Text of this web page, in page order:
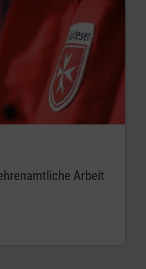
Arbeit